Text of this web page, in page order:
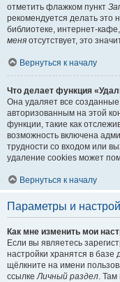
отметить флажком пункт
рекомендуется делать
библиотеке, интернет-
меня отсутствует, это
Вернуться к началу
Что делает функция
Она удаляет все
авторизованным на этой
функции, такие как
возможность включена
трудности со входом или
удаление cookies может
Вернуться к началу
Параметры и
Как мне изменить мои
Если вы являетесь
настройки хранятся в
щёлкните на имени
ссылкеЛичный раздел. Там